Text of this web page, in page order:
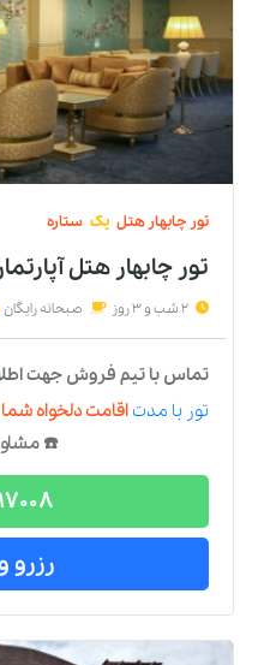
تور چابهار هتل یک ستاره
تور چابهار هتل
2 شب و 3 روز صبحانه رایگان
تماس با تیم فروش جهت
تور با مدتاقامت دلخواه شما
☎️
رزرو